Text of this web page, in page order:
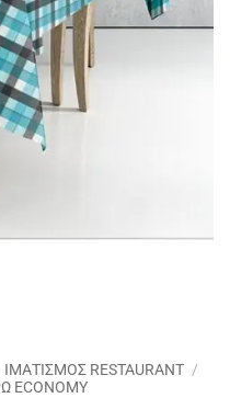
ΙΜΑΤΙΣΜΟΣ RESTAURANT /